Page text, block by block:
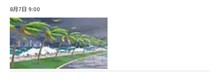
8月7日 9:00